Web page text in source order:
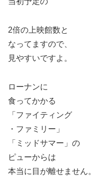
2倍の上映館数と
なってますので、
見やすいですよ。
ローナンに
食ってかかる
「ファイティング
・ファミリー」
「ミッドサマー」の
ピューからは
本当に目が離せません。